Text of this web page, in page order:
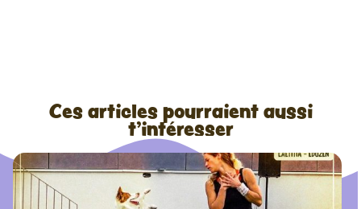
Ces articles pourraient aussi
t'intéresser